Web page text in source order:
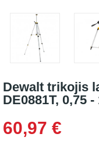
Dewalt trikojis
DE0881T, 0,75
60,97 €